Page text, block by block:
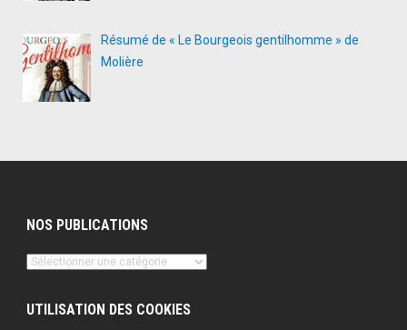
Résumé de « Le Bourgeois gentilhomme » de
Molière
NOS PUBLICATIONS
Nos
UTILISATION DES COOKIES